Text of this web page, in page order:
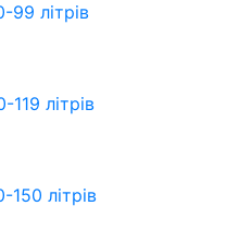
літрів
літрів
літрів